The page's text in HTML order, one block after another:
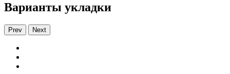
Варианты укладки
Prev Next